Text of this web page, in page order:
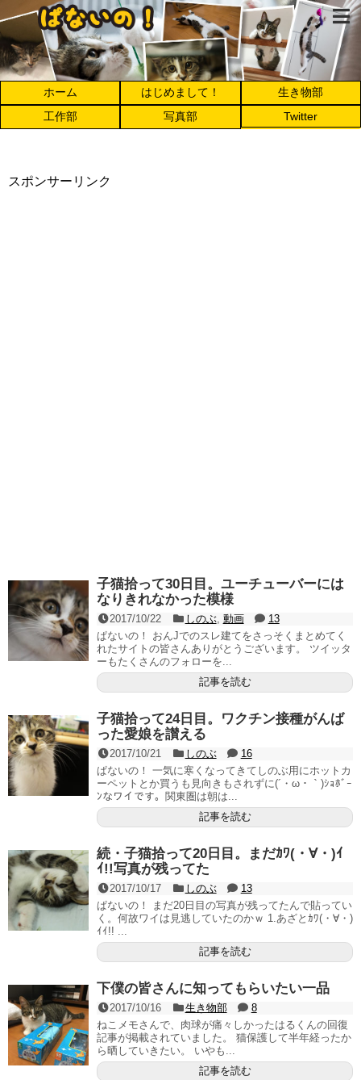
ホーム はじめまして！
生き物部
工作部
写真部 Twitter
スポンサーリンク
子猫拾って30日目。ユーチューバーには
なりきれなかった模様
2017/10/22 しのぶ, 動画
13
ぱないの！ おんJでのスレ建てをさっそくまとめてく
れたサイトの皆さんありがとうございます。 ツイッタ
ーもたくさんのフォローを...
記事を読む
子猫拾って24日目。ワクチン接種がんば
った愛娘を讃える
2017/10/21 しのぶ
16
ぱないの！ 一気に寒くなってきてしのぶ用にホットカ
ーペットとか買うも見向きもされずに(´・ω・｀)ｼｮﾎﾞｰ
ﾝなワイです。関東圏は朝は...
記事を読む
続・子猫拾って20日目。まだｶﾜ(・∀・)ｲ
ｲ!!写真が残ってた
2017/10/17 しのぶ
13
ぱないの！ まだ20日目の写真が残ってたんで貼ってい
く。何故ワイは見逃していたのかｗ 1.あざとｶﾜ(・∀・)
ｲｲ!! ...
記事を読む
下僕の皆さんに知ってもらいたい一品
2017/10/16 生き物部
8
ねこメモさんで、肉球が痛々しかったはるくんの回復
記事が掲載されていました。 猫保護して半年経ったか
ら晒していきたい。 いやも...
記事を読む